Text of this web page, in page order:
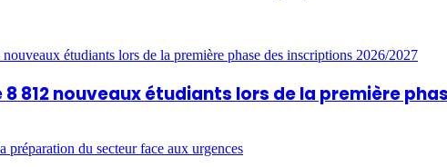
8 812 nouveaux étudiants lors de la première